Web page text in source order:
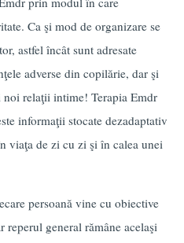
Ca şi mod de organizare se
astfel încât sunt adresate
adverse din copilărie, dar şi
noi relaţii intime! Terapia Emdr
informaţii stocate dezadaptativ
viaţa de zi cu zi şi în calea unei
persoană vine cu obiective
general rămâne acelaşi